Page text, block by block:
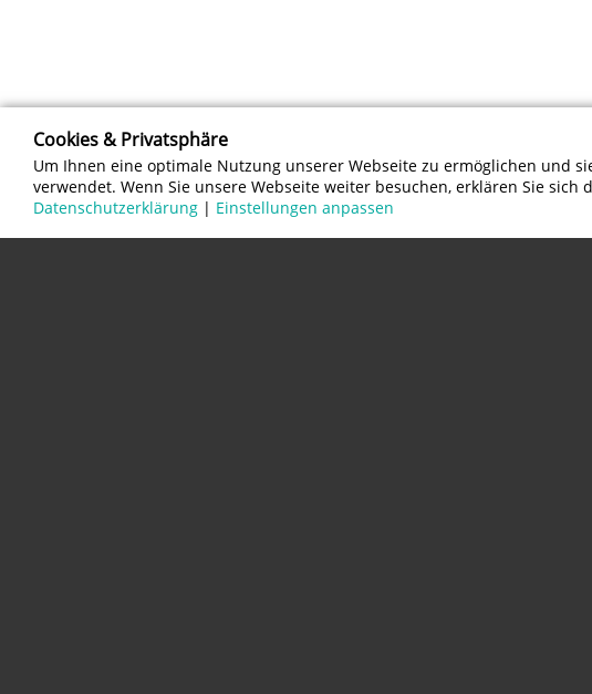
Cookies & Privatsphäre
Um Ihnen eine optimale Nutzung unserer Webseite zu ermöglichen und
verwendet. Wenn Sie unsere Webseite weiter besuchen, erklären Sie sich
Datenschutzerklärung | Einstellungen anpassen